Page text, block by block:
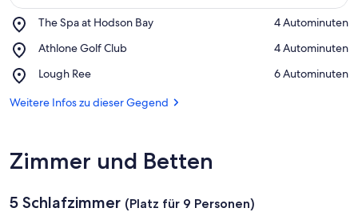
The Spa at Hodson Bay
Place,
Spa
Hodson
‪4 Autominuten‬
Athlone Golf Club
Place,
Golf
‪4 Autominuten‬
Lough Ree
Place,
Ree
‪6 Autominuten‬
Weitere Infos zu dieser Gegend
Zimmer und Betten
5 Schlafzimmer (Platz für 9 Personen)